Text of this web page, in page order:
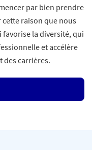
par bien prendre
cette raison que nous
favorise la diversité, qui
et accélère
des carrières.